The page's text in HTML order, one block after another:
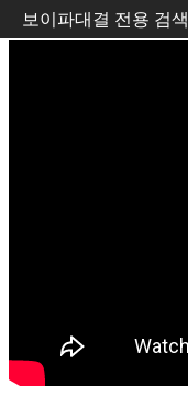
보이파대결 전용 검